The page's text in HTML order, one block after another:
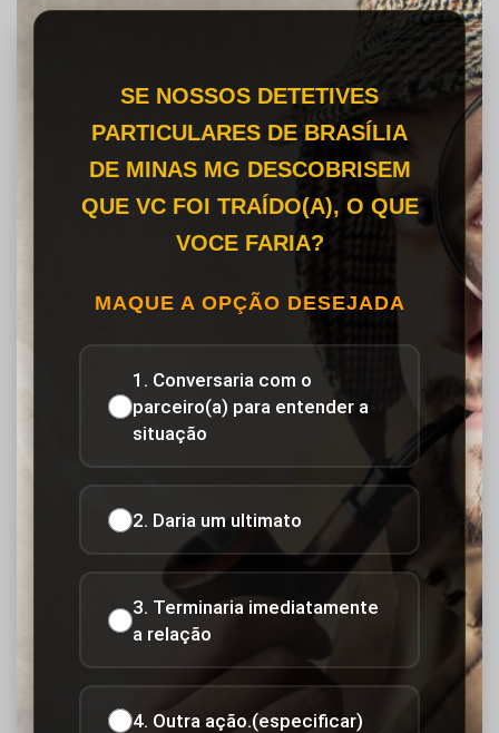
SE NOSSOS DETETIVES
PARTICULARES DE BRASÍLIA
DE MINAS MG DESCOBRISEM
QUE VC FOI TRAÍDO(A), O QUE
VOCE FARIA?
MAQUE A OPÇÃO DESEJADA
1. Conversaria com o
parceiro(a) para entender a
situação
2. Daria um ultimato
3. Terminaria imediatamente
a relação
4. Outra ação.(especificar)